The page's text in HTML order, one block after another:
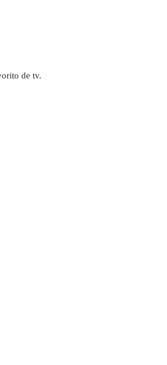
de tv.